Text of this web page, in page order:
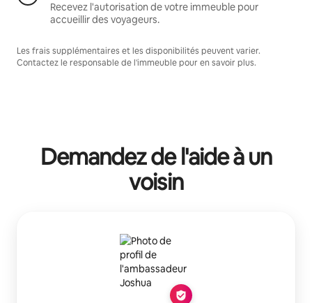
Recevez l'autorisation de votre immeuble pour
accueillir des voyageurs.
Les frais supplémentaires et les disponibilités peuvent varier.
Contactez le responsable de l'immeuble pour en savoir plus.
Demandez de l'aide à un
voisin